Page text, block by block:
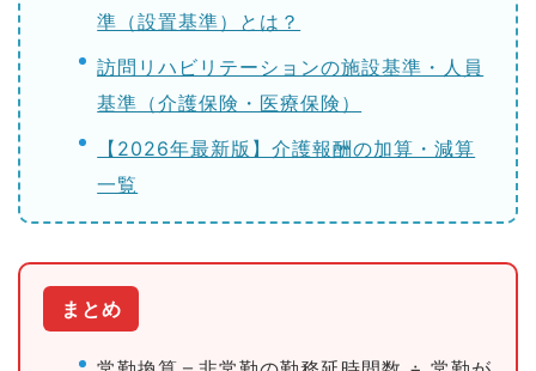
準（設置基準）とは？
訪問リハビリテーションの施設基準・人員
基準（介護保険・医療保険）
【2026年最新版】介護報酬の加算・減算
一覧
まとめ